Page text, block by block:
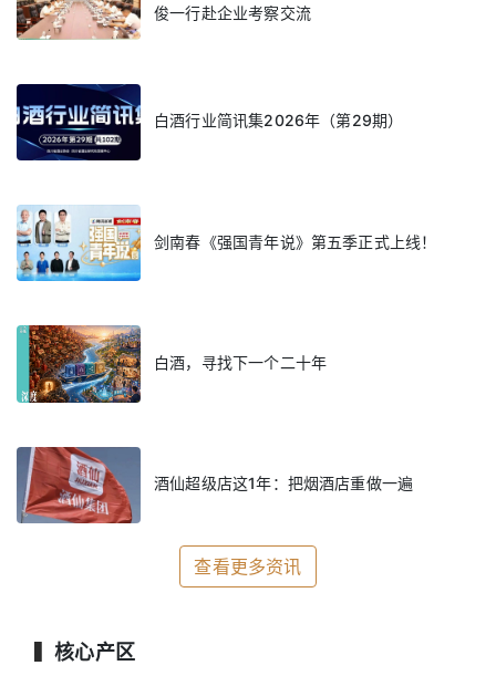
俊一行赴企业考察交流
白酒行业简讯集2026年（第29期）
剑南春《强国青年说》第五季正式上线！
白酒，寻找下一个二十年
酒仙超级店这1年：把烟酒店重做一遍
查看更多资讯
▍核心产区